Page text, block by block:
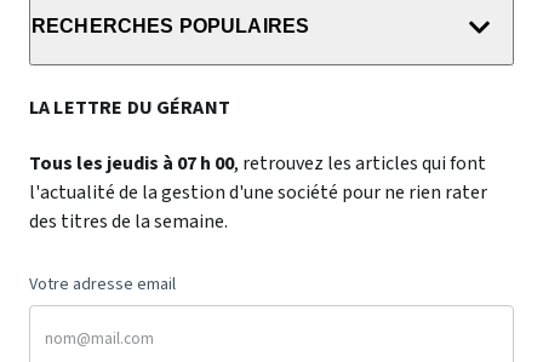
RECHERCHES POPULAIRES
LA LETTRE DU GÉRANT
Tous les jeudis à 07 h 00, retrouvez les articles qui font
l'actualité de la gestion d'une société pour ne rien rater
des titres de la semaine.
Votre adresse email